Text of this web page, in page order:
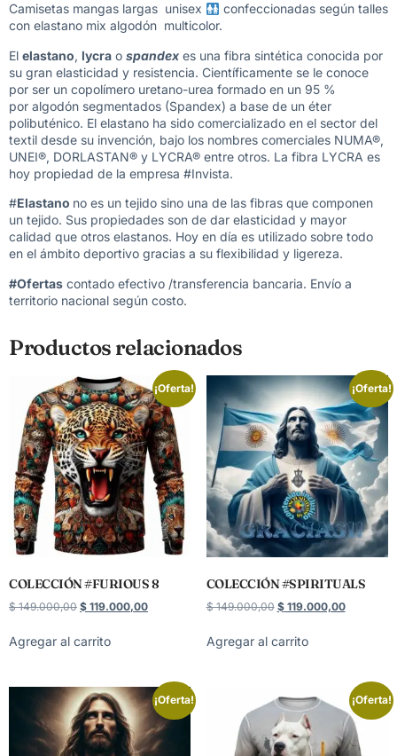
Camisetas mangas largas unisex
confeccionadas según talles
con elastano mix algodón multicolor.
El elastano, lycra o spandex es una fibra sintética conocida por
su gran elasticidad y resistencia. Científicamente se le conoce
por ser un copolímero uretano-urea formado en un 95 %
por algodón segmentados (Spandex) a base de un éter
polibuténico. El elastano ha sido comercializado en el sector del
textil desde su invención, bajo los nombres comerciales NUMA®,
UNEI®, DORLASTAN® y LYCRA® entre otros. La fibra LYCRA es
hoy propiedad de la empresa #Invista.
#Elastano no es un tejido sino una de las fibras que componen
un tejido. Sus propiedades son de dar elasticidad y mayor
calidad que otros elastanos. Hoy en día es utilizado sobre todo
en el ámbito deportivo gracias a su flexibilidad y ligereza.
#Ofertas contado efectivo /transferencia bancaria. Envío a
territorio nacional según costo.
Productos relacionados
¡Oferta!
COLECCIÓN #FURIOUS 8
$149.000,00 $ 119.000,00
Agregar al carrito
¡Oferta!
COLECCIÓN #SPIRITUALS
$149.000,00 $119.000,00
Agregar al carrito
¡Oferta! ¡Oferta!